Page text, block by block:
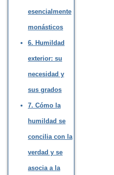
esencialmente
monásticos
6. Humildad
exterior: su
necesidad y
sus grados
7. Cómo la
humildad se
concilia con la
verdad y se
asocia a la